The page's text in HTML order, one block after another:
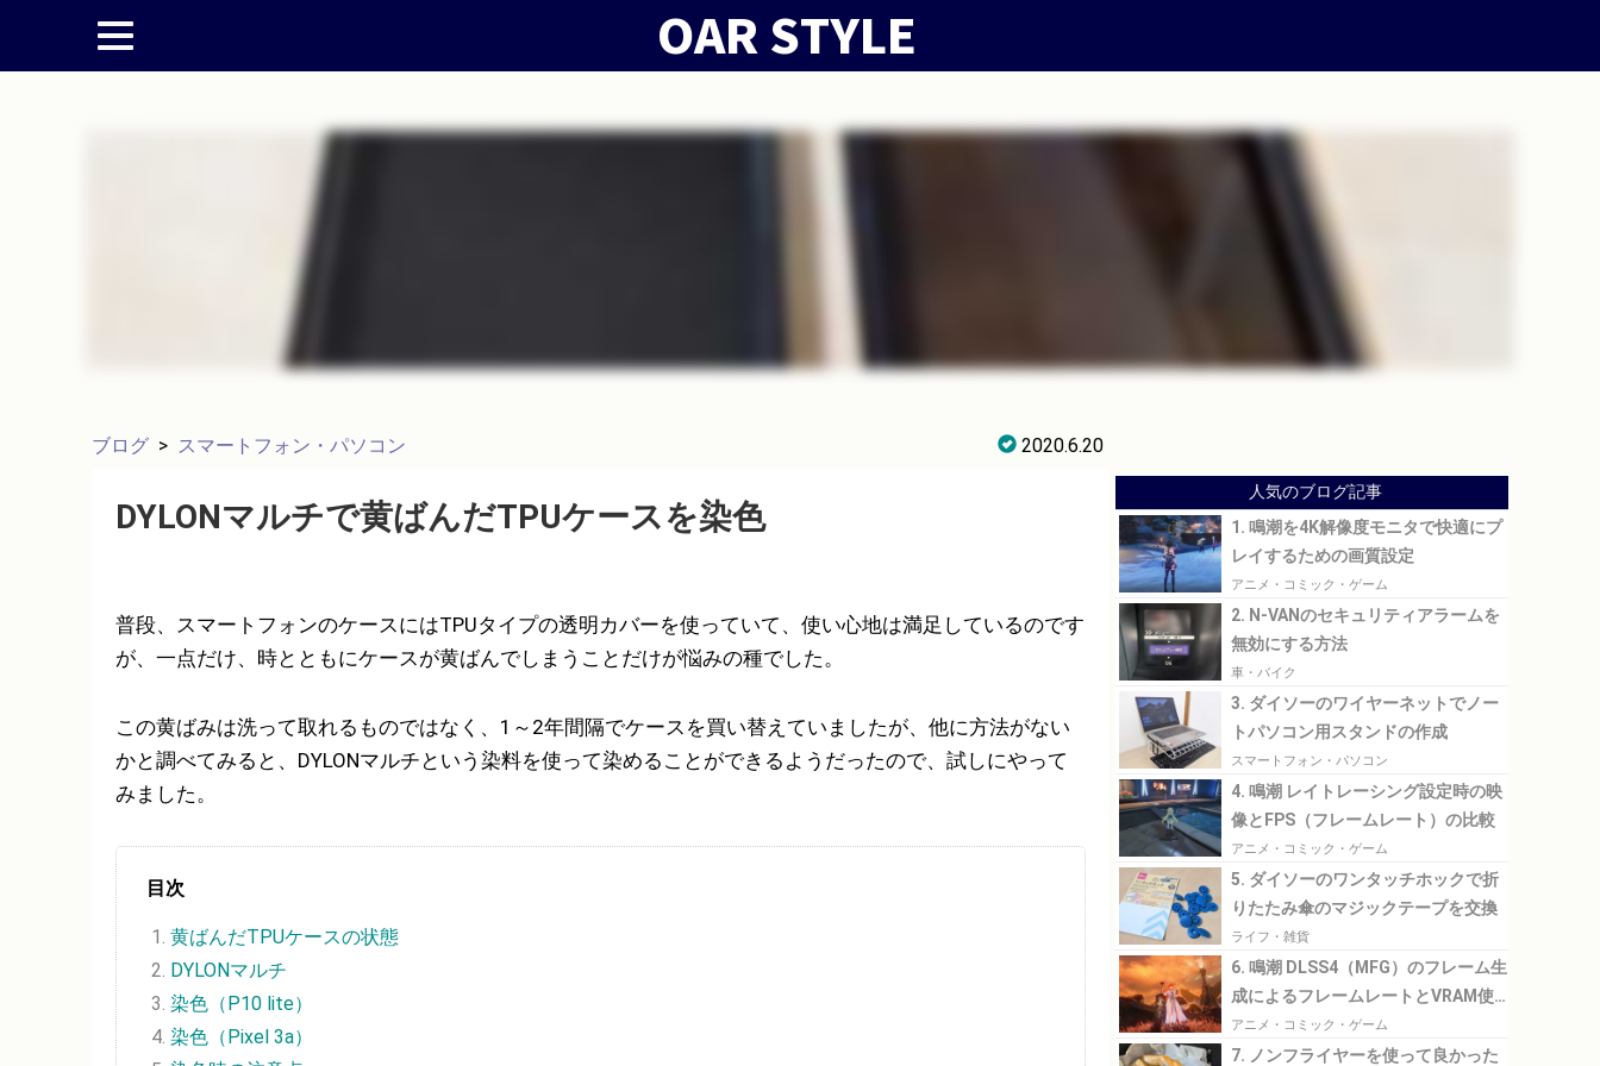
ブログ > スマートフォン・パソコン 2020.6.20
DYLONマルチで黄ばんだTPUケースを染色
普段、スマートフォンのケースにはTPUタイプの透明カバーを使っていて、使い心地は満足しているのです
が、一点だけ、時とともにケースが黄ばんでしまうことだけが悩みの種でした。
この黄ばみは洗って取れるものではなく、1～2年間隔でケースを買い替えていましたが、他に方法がない
かと調べてみると、DYLONマルチという染料を使って染めることができるようだったので、試しにやって
みました。
目次
黄ばんだTPUケースの状態
DYLONマルチ
染色（P10 lite）
染色（Pixel 3a）
人気のブログ記事
1. 鳴潮を4K解像度モニタで快適にプ
レイするための画質設定
アニメ・コミック・ゲーム
2. N-VANのセキュリティアラームを
無効にする方法
車・バイク
3. ダイソーのワイヤーネットでノー
トパソコン用スタンドの作成
スマートフォン・パソコン
4. 鳴潮 レイトレーシング設定時の映
像とFPS（フレームレート）の比較
アニメ・コミック・ゲーム
5. ダイソーのワンタッチホックで折
りたたみ傘のマジックテープを交換
ライフ・雑貨
6. 鳴潮 DLSS4（MFG）のフレーム生
成によるフレームレートとVRAM使
用量の比較
アニメ・コミック・ゲーム
7. ノンフライヤーを使って良かった